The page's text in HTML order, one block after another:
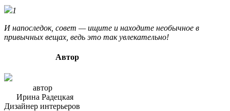
1
И напоследок, совет —ищите и находите необычное в
привычных вещах, ведь это так увлекательно!
Автор
автор
Ирина Радецкая
Дизайнер интерьеров